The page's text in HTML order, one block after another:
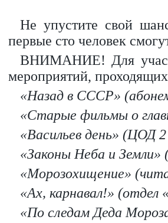
Не упустите свой
первые сто человек
ВНИМАНИЕ! Для
мероприятий,
«Назад в СССР»
«Старые фильмы о
«Васильев день» (ЦОД
«Законы Неба и
«Морозохищение»
«Ах, карнавал!» (отдел
«По следам Деда